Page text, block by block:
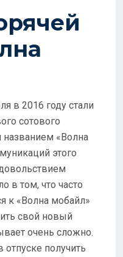
в 2016 году стали
сотового
названием «Волна
этого
в том, что часто
к «Волна мобайл»
свой новый
очень сложно.
отпуске получить